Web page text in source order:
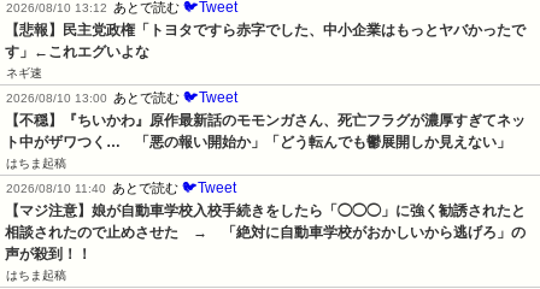
2026/08/10 13:12
あとで読む 🐦Tweet
【悲報】民主党政権「トヨタですら赤字でした、中小企業はもっとヤバかったで
す」←これエグいよな
ネギ速
2026/08/10 13:00
あとで読む 🐦Tweet
【不穏】『ちいかわ』原作最新話のモモンガさん、死亡フラグが濃厚すぎてネッ
ト中がザワつく…　「悪の報い開始か」「どう転んでも鬱展開しか見えない」
はちま起稿
2026/08/10 11:40
あとで読む 🐦Tweet
【マジ注意】娘が自動車学校入校手続きをしたら「◯◯◯」に強く勧誘されたと
相談されたので止めさせた　→　「絶対に自動車学校がおかしいから逃げろ」の
声が殺到！！
はちま起稿